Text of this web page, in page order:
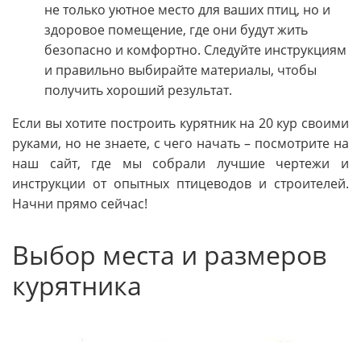
не только уютное место для ваших птиц, но и
здоровое помещение, где они будут жить
безопасно и комфортно. Следуйте инструкциям
и правильно выбирайте материалы, чтобы
получить хороший результат.
Если вы хотите построить курятник на 20 кур своими
руками, но не знаете, с чего начать – посмотрите на
наш сайт, где мы собрали лучшие чертежи и
инструкции от опытных птицеводов и строителей.
Начни прямо сейчас!
Выбор места и размеров
курятника